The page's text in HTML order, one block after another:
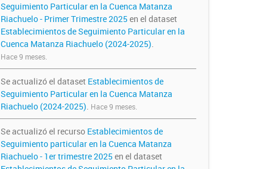
Seguimiento Particular en la Cuenca Matanza
Riachuelo - Primer Trimestre 2025 en el dataset
Establecimientos de Seguimiento Particular en la
Cuenca Matanza Riachuelo (2024-2025).
Hace 9 meses.
Se actualizó el dataset Establecimientos de
Seguimiento Particular en la Cuenca Matanza
Riachuelo (2024-2025). Hace 9 meses.
Se actualizó el recurso Establecimientos de
Seguimiento particular en la Cuenca Matanza
Riachuelo - 1er trimestre 2025 en el dataset